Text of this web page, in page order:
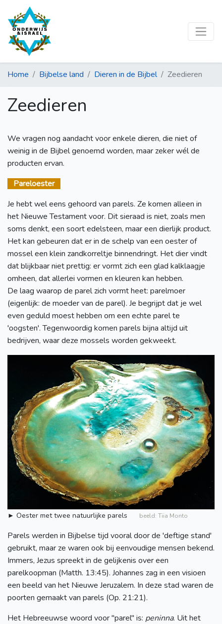
Home Bijbelse land Dieren in de Bijbel Zeedieren
Zeedieren
We vragen nog aandacht voor enkele dieren, die niet of
weinig in de Bijbel genoemd worden, maar zeker wél de
producten ervan.
Pareloester
Je hebt wel eens gehoord van parels. Ze komen alleen in
het Nieuwe Testament voor. Dit sieraad is niet, zoals men
soms denkt, een soort edelsteen, maar een dierlijk product.
Het kan gebeuren dat er in de schelp van een oester of
mossel een klein zandkorreltje binnendringt. Het dier vindt
dat blijkbaar niet prettig: er vormt zich een glad kalklaagje
omheen, dat allerlei vormen en kleuren kan hebben.
De laag waarop de parel zich vormt heet: parelmoer
(eigenlijk: de moeder van de parel). Je begrijpt dat je wel
even geduld moest hebben om een echte parel te
'oogsten'. Tegenwoordig komen parels bijna altijd uit
bedrijven, waar deze mossels worden gekweekt.
► Oester met twee natuurlijke parels beeld: Tiia Monto
Parels werden in Bijbelse tijd vooral door de 'deftige stand'
gebruikt, maar ze waren ook bij eenvoudige mensen bekend.
Immers, Jezus spreekt in de gelijkenis over een
parelkoopman (Matth. 13:45). Johannes zag in een visioen
een beeld van het Nieuwe Jeruzalem. In deze stad waren de
poorten gemaakt van parels (Op. 21:21).
Het Hebreeuwse woord voor "parel" is: peninna. Uit het